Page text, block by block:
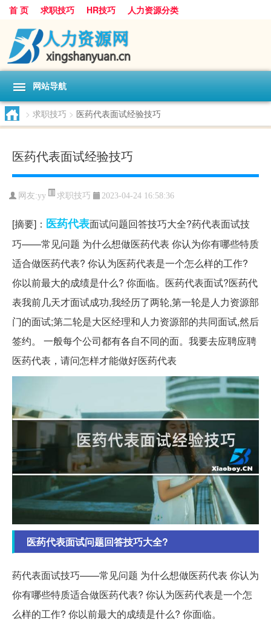
首 页 求职技巧 HR技巧 人力资源分类
网站导航
> 求职技巧 > 医药代表面试经验技巧
医药代表面试经验技巧
网友:yy 求职技巧 2023-04-24 16:58:36
[摘要]： 医药代表面试问题回答技巧大全?药代表面试技
巧——常见问题 为什么想做医药代表 你认为你有哪些特质
适合做医药代表? 你认为医药代表是一个怎么样的工作?
你以前最大的成绩是什么? 你面临。医药代表面试?医药代
表我前几天才面试成功,我经历了两轮,第一轮是人力资源部
门的面试;第二轮是大区经理和人力资源部的共同面试,然后
签约。 一般每个公司都有各自不同的面。我要去应聘应聘
医药代表，请问怎样才能做好医药代表
医药代表面试问题回答技巧大全?
药代表面试技巧——常见问题 为什么想做医药代表 你认为
你有哪些特质适合做医药代表? 你认为医药代表是一个怎
么样的工作? 你以前最大的成绩是什么? 你面临。